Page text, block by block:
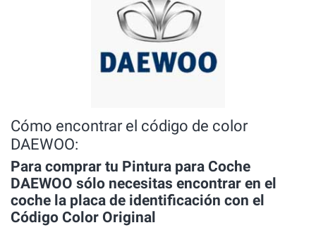
Cómo encontrar el código de color
DAEWOO:
Para comprar tu Pintura para Coche
DAEWOO sólo necesitas encontrar en el
coche la placa de identificación con el
Código Color Original